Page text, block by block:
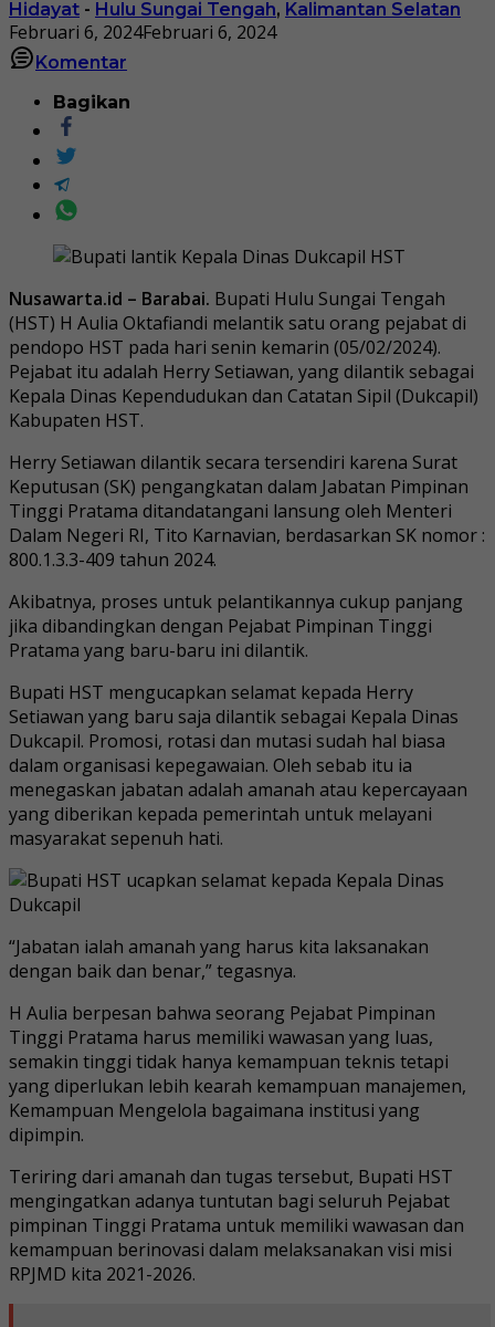
Hidayat - Hulu Sungai Tengah, Kalimantan Selatan
Februari 6, 2024Februari 6, 2024
Komentar
Bagikan
Nusawarta.id – Barabai. Bupati Hulu Sungai Tengah
(HST) H Aulia Oktafiandi melantik satu orang pejabat di
pendopo HST pada hari senin kemarin (05/02/2024).
Pejabat itu adalah Herry Setiawan, yang dilantik sebagai
Kepala Dinas Kependudukan dan Catatan Sipil (Dukcapil)
Kabupaten HST.
Herry Setiawan dilantik secara tersendiri karena Surat
Keputusan (SK) pengangkatan dalam Jabatan Pimpinan
Tinggi Pratama ditandatangani lansung oleh Menteri
Dalam Negeri RI, Tito Karnavian, berdasarkan SK nomor :
800.1.3.3-409 tahun 2024.
Akibatnya, proses untuk pelantikannya cukup panjang
jika dibandingkan dengan Pejabat Pimpinan Tinggi
Pratama yang baru-baru ini dilantik.
Bupati HST mengucapkan selamat kepada Herry
Setiawan yang baru saja dilantik sebagai Kepala Dinas
Dukcapil. Promosi, rotasi dan mutasi sudah hal biasa
dalam organisasi kepegawaian. Oleh sebab itu ia
menegaskan jabatan adalah amanah atau kepercayaan
yang diberikan kepada pemerintah untuk melayani
masyarakat sepenuh hati.
“Jabatan ialah amanah yang harus kita laksanakan
dengan baik dan benar,” tegasnya.
H Aulia berpesan bahwa seorang Pejabat Pimpinan
Tinggi Pratama harus memiliki wawasan yang luas,
semakin tinggi tidak hanya kemampuan teknis tetapi
yang diperlukan lebih kearah kemampuan manajemen,
Kemampuan Mengelola bagaimana institusi yang
dipimpin.
Teriring dari amanah dan tugas tersebut, Bupati HST
mengingatkan adanya tuntutan bagi seluruh Pejabat
pimpinan Tinggi Pratama untuk memiliki wawasan dan
kemampuan berinovasi dalam melaksanakan visi misi
RPJMD kita 2021-2026.